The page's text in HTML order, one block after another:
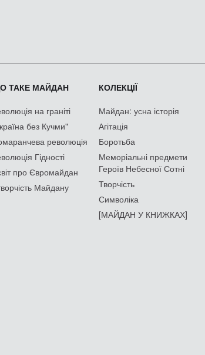
ТАКЕ МАЙДАН
на граніті
без Кучми"
революція
Гідності
про Євромайдан
Майдану
КОЛЕКЦІЇ
Майдан: усна історія
Агітація
Боротьба
Меморіальні предмети
Героїв Небесної Сотні
Творчість
Символіка
[МАЙДАН У КНИЖКАХ]